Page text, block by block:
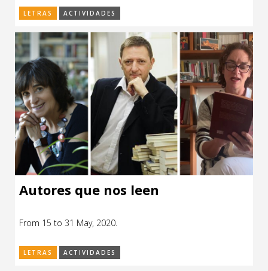
LETRAS ACTIVIDADES
Autores que nos leen
From 15 to 31 May, 2020.
LETRAS ACTIVIDADES